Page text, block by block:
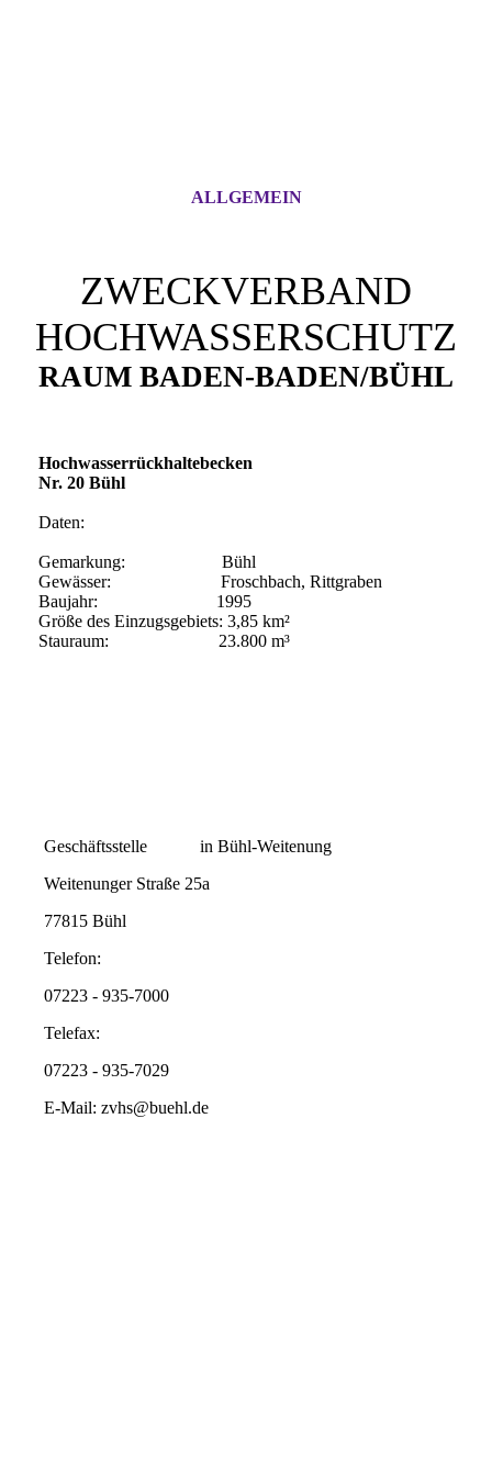
ALLGEMEIN
ZWECKVERBAND
HOCHWASSERSCHUTZ
RAUM BADEN-BADEN/BÜHL
Hochwasserrückhaltebecken
Nr. 20 Bühl
Daten:
Gemarkung: Bühl
Gewässer: Froschbach, Rittgraben
Baujahr: 1995
Größe des Einzugsgebiets: 3,85 km²
Stauraum: 23.800 m³
Geschäftsstelle in Bühl-Weitenung
Weitenunger Straße 25a
77815 Bühl
Telefon:
07223 - 935-7000
Telefax:
07223 - 935-7029
E-Mail: zvhs@buehl.de